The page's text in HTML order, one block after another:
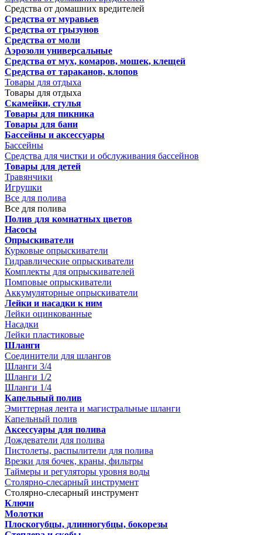
Средства от домашних вредителей
Средства от муравьев
Средства от грызунов
Средства от моли
Аэрозоли универсальные
Средства от мух, комаров, мошек, клещей
Средства от тараканов, клопов
Товары для отдыха
Товары для отдыха
Скамейки, стулья
Товары для пикника
Товары для бани
Бассейны и аксессуары
Бассейны
Средства для чистки и обслуживания бассейнов
Товары для детей
Травянчики
Игрушки
Все для полива
Все для полива
Полив для комнатных цветов
Насосы
Опрыскиватели
Курковые опрыскиватели
Гидравлические опрыскиватели
Комплекты для опрыскивателей
Помповые опрыскиватели
Аккумуляторные опрыскиватели
Лейки и насадки к ним
Лейки оцинкованные
Насадки
Лейки пластиковые
Шланги
Соединители для шлангов
Шланги 3/4
Шланги 1/2
Шланги 1/4
Капельный полив
Эмиттерная лента и магистральные шланги
Капельный полив
Аксессуары для полива
Дождеватели для полива
Пистолеты, распылители для полива
Врезки для бочек, краны, фильтры
Таймеры и регуляторы уровня воды
Столярно-слесарный инструмент
Столярно-слесарный инструмент
Ключи
Молотки
Плоскогубцы, длинногубцы, бокорезы